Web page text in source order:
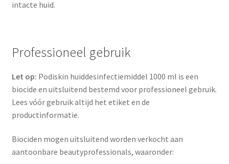
intacte huid.
Professioneel gebruik
Let op: Podiskin huiddesinfectiemiddel 1000 ml is een
biocide en uitsluitend bestemd voor professioneel gebruik.
Lees vóór gebruik altijd het etiket en de
productinformatie.
Biociden mogen uitsluitend worden verkocht aan
aantoonbare beautyprofessionals, waaronder: